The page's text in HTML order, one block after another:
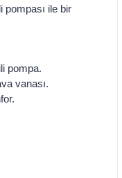
pompası ile bir
pompa.
vanası.